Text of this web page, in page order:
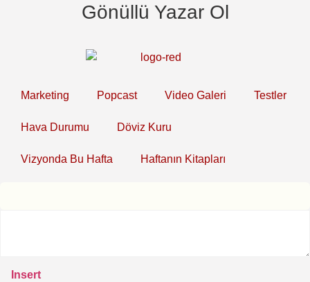
Gönüllü Yazar Ol
Marketing Popcast Video Galeri Testler
Hava Durumu Döviz Kuru
Vizyonda Bu Hafta Haftanın Kitapları
Insert